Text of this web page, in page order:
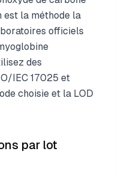
est la méthode la
officiels
des
IEC 17025 et
choisie et la LOD
par lot